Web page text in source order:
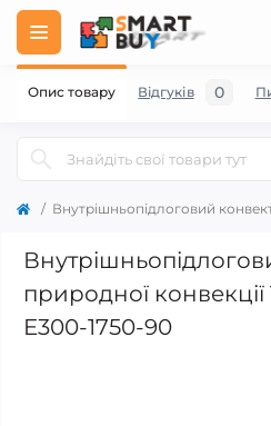
Внутрішньопідлоговий
природної конвекції
E300-1750-90
Опис товару Відгуків 0